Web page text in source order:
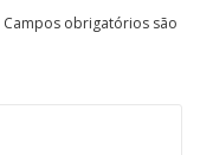
Campos obrigatórios são